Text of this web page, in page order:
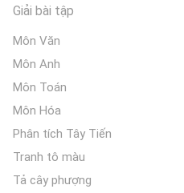
Giải bài tập
Môn Văn
Môn Anh
Môn Toán
Môn Hóa
Phân tích Tây Tiến
Tranh tô màu
Tả cây phượng